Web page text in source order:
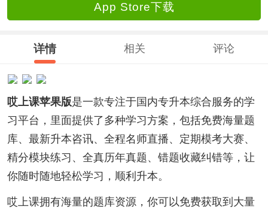
App Store下载
详情 相关 评论
哎上课苹果版是一款专注于国内专升本综合服务的学
习平台，里面提供了多种学习方案，包括免费海量题
库、最新升本咨讯、全程名师直播、定期模考大赛、
精分模块练习、全真历年真题、错题收藏纠错等，让
你随时随地轻松学习，顺利升本。
哎上课拥有海量的题库资源，你可以免费获取到大量